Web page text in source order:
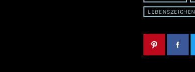
LEBENSZEICHEN